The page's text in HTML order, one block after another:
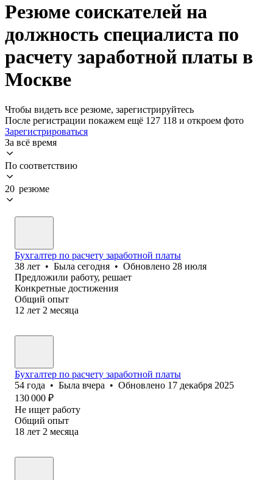
Резюме соискателей на
должность специалиста по
расчету заработной платы в
Москве
Чтобы видеть все резюме, зарегистрируйтесь
После регистрации покажем ещё 127 118 и откроем фото
Зарегистрироваться
За всё время
По соответствию
20 резюме
Бухгалтер по расчету заработной платы
38 лет • Была сегодня • Обновлено 28 июля
Предложили работу, решает
Конкретные достижения
Общий опыт
12 лет 2 месяца
Бухгалтер по расчету заработной платы
54 года • Была вчера • Обновлено 17 декабря 2025
130 000 ₽
Не ищет работу
Общий опыт
18 лет 2 месяца